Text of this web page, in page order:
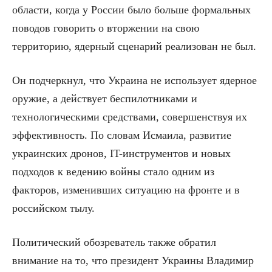
области, когда у России было больше формальных
поводов говорить о вторжении на свою
территорию, ядерный сценарий реализован не был.
Он подчеркнул, что Украина не использует ядерное
оружие, а действует беспилотниками и
технологическими средствами, совершенствуя их
эффективность. По словам Исмаила, развитие
украинских дронов, IT-инструментов и новых
подходов к ведению войны стало одним из
факторов, изменивших ситуацию на фронте и в
российском тылу.
Политический обозреватель также обратил
внимание на то, что президент Украины Владимир